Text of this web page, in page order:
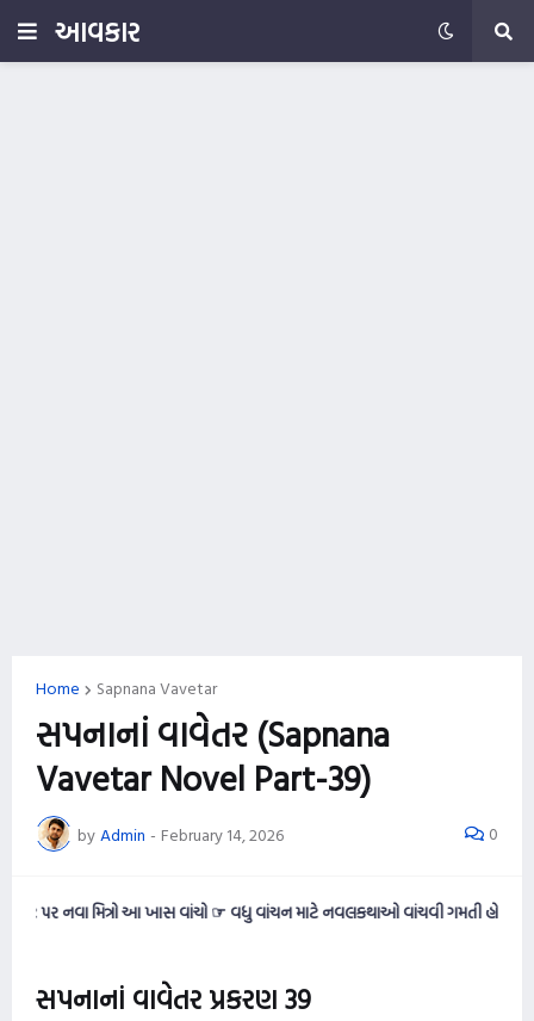
આવકાર
Home Sapnana Vavetar
સપનાનાં વાવેતર (Sapnana
Vavetar Novel Part-39)
byAdmin - February 14, 2026 0
મિત્રો આ ખાસ વાંચો ☞ વધુ વાંચન માટે નવલકથાઓ વાંચવી ગમતી હોય તો આ
સપનાનાં વાવેતર પ્રકરણ 39